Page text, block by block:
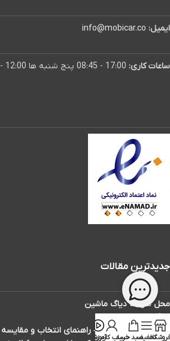
ایمیل: info@mobicar.co
ساعات کاری:
جدیدترین مقالات
محل سوکت دیاگ ماشین
دیاگ تاکسی دارها
بهترین دیاگ ماشین – راهنمای انتخاب و مقایسه
فروشگاهتخفیفسبد خریدحساب کاربری
آموزش